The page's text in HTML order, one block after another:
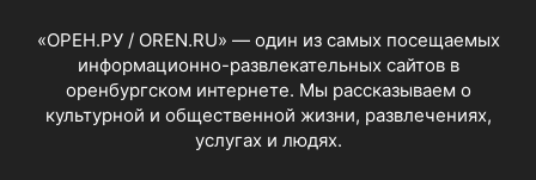
«ОРЕН.РУ / OREN.RU» — один из самых посещаемых
информационно-развлекательных сайтов в
оренбургском интернете. Мы рассказываем о
культурной и общественной жизни, развлечениях,
услугах и людях.